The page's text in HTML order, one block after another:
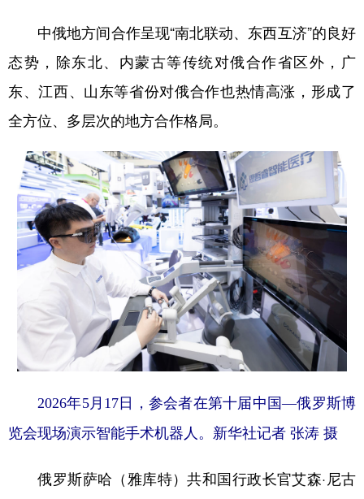
中俄地方间合作呈现“南北联动、东西互济”的良好
态势，除东北、内蒙古等传统对俄合作省区外，广
东、江西、山东等省份对俄合作也热情高涨，形成了
全方位、多层次的地方合作格局。
2026年5月17日，参会者在第十届中国—俄罗斯博
览会现场演示智能手术机器人。新华社记者 张涛 摄
俄罗斯萨哈（雅库特）共和国行政长官艾森·尼古